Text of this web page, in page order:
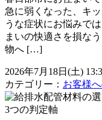
急に弱くなった、キ
うな症状にお悩みで
まいの快適さを損な
物へ […]
2026年7月18日(土)
カテゴリー： お客様